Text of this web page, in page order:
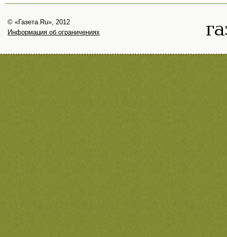
© «Газета.Ru», 2012
Информация об ограничениях